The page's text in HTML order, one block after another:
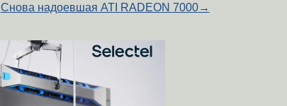
Снова надоевшая ATI RADEON 7000→